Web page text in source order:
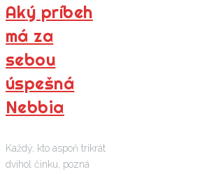
Aký príbeh
má za
sebou
úspešná
Nebbia
Každý, kto aspoň trikrát
dvihol činku, pozná